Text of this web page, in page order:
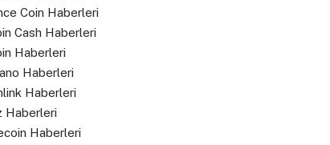
Coin Haberleri
Cash Haberleri
Haberleri
Haberleri
Haberleri
Haberleri
Haberleri